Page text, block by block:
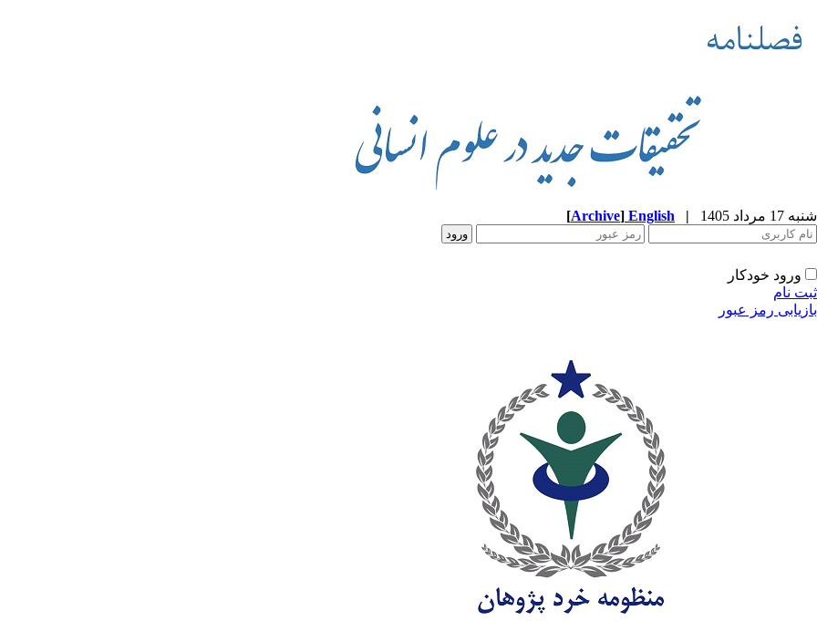
شنبه 17 مرداد 1405 |
English
[Archive]
ورود خودکار
ثبت نام
بازیابی رمز عبور